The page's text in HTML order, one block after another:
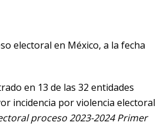
electoral en México, a la fecha
en 13 de las 32 entidades
incidencia por violencia electoral
proceso 2023-2024 Primer